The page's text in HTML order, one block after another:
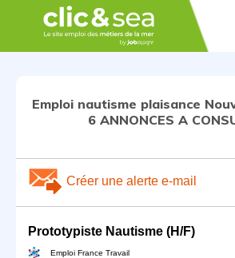
Emploi nautisme plaisance
6 ANNONCES A
Créer une alerte e-mail
Prototypiste Nautisme (H/F)
Emploi France Travail